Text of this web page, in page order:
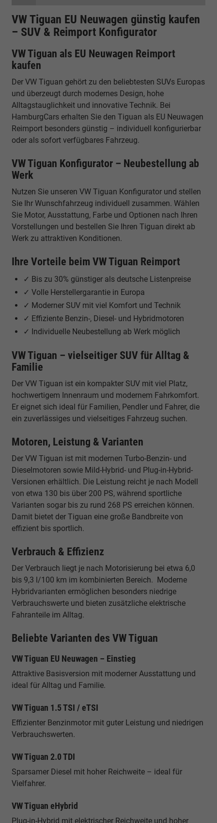
VW Tiguan EU Neuwagen günstig kaufen
– SUV & Reimport Konfigurator
VW Tiguan als EU Neuwagen Reimport
kaufen
Der VW Tiguan gehört zu den beliebtesten SUVs Europas
und überzeugt durch modernes Design, hohe
Alltagstauglichkeit und innovative Technik. Bei
HamburgCars erhalten Sie den Tiguan als EU Neuwagen
Reimport besonders günstig – individuell konfigurierbar
oder als sofort verfügbares Fahrzeug.
VW Tiguan Konfigurator – Neubestellung ab
Werk
Nutzen Sie unseren VW Tiguan Konfigurator und stellen
Sie Ihr Wunschfahrzeug individuell zusammen. Wählen
Sie Motor, Ausstattung, Farbe und Optionen nach Ihren
Vorstellungen und bestellen Sie Ihren Tiguan direkt ab
Werk zu attraktiven Konditionen.
Ihre Vorteile beim VW Tiguan Reimport
✓ Bis zu 30% günstiger als deutsche Listenpreise
✓ Volle Herstellergarantie in Europa
✓ Moderner SUV mit viel Komfort und Technik
✓ Effiziente Benzin-, Diesel- und Hybridmotoren
✓ Individuelle Neubestellung ab Werk möglich
VW Tiguan – vielseitiger SUV für Alltag &
Familie
Der VW Tiguan ist ein kompakter SUV mit viel Platz,
hochwertigem Innenraum und modernem Fahrkomfort.
Er eignet sich ideal für Familien, Pendler und Fahrer, die
ein zuverlässiges und vielseitiges Fahrzeug suchen.
Motoren, Leistung & Varianten
Der VW Tiguan ist mit modernen Turbo-Benzin- und
Dieselmotoren sowie Mild-Hybrid- und Plug-in-Hybrid-
Versionen erhältlich. Die Leistung reicht je nach Modell
von etwa 130 bis über 200 PS, während sportliche
Varianten sogar bis zu rund 268 PS erreichen können.
Damit bietet der Tiguan eine große Bandbreite von
effizient bis sportlich.
Verbrauch & Effizienz
Der Verbrauch liegt je nach Motorisierung bei etwa 6,0
bis 9,3 l/100 km im kombinierten Bereich. Moderne
Hybridvarianten ermöglichen besonders niedrige
Verbrauchswerte und bieten zusätzliche elektrische
Fahranteile im Alltag.
Beliebte Varianten des VW Tiguan
VW Tiguan EU Neuwagen – Einstieg
Attraktive Basisversion mit moderner Ausstattung und
ideal für Alltag und Familie.
VW Tiguan 1.5 TSI / eTSI
Effizienter Benzinmotor mit guter Leistung und niedrigen
Verbrauchswerten.
VW Tiguan 2.0 TDI
Sparsamer Diesel mit hoher Reichweite – ideal für
Vielfahrer.
VW Tiguan eHybrid
Plug-in-Hybrid mit elektrischer Reichweite und hoher